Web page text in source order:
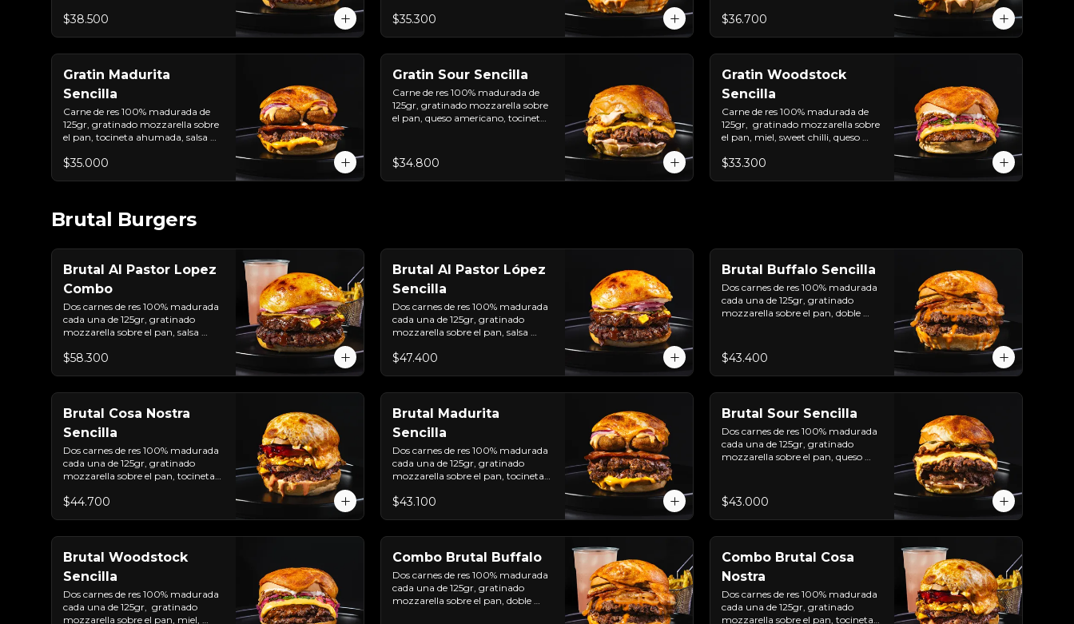
tostada de maíz crujiente, cilantro,
$38.500
Salsa Buffalo levemente picante y
pan brioche sellado.
$35.300
cheddar, cebolla crocante,
sellado
$36.700
Gratin Madurita
Sencilla
Carne de res 100% madurada de
125gr, gratinado mozzarella sobre
el pan, tocineta ahumada, salsa de
apanados en panko, encurtido de
$35.000
Gratin Sour Sencilla
Carne de res 100% madurada de
125gr, gratinado mozzarella sobre
el pan, queso americano, tocineta
salsa rosada de pepinillos y pan
brioche sellado.
$34.800
Gratin Woodstock
Sencilla
Carne de res 100% madurada de
125gr,  gratinado mozzarella sobre
el pan, miel, sweet chilli, queso
crocante, encurtido de cebolla,
$33.300
Brutal Burgers
Brutal Al Pastor Lopez
Combo
Dos carnes de res 100% madurada
cada una de 125gr, gratinado
mozzarella sobre el pan, salsa
tocineta ahumada, tostada de
y pan brioche sellado + papas y
bebida de la casa
$58.300
Brutal Al Pastor López
Sencilla
Dos carnes de res 100% madurada
cada una de 125gr, gratinado
mozzarella sobre el pan, salsa
tocineta ahumada, tostada de
y pan brioche sellado.
$47.400
Brutal Buffalo Sencilla
Dos carnes de res 100% madurada
cada una de 125gr, gratinado
mozzarella sobre el pan, doble
cebolla caramelizada, Salsa
Buffalo levemente picante y pan
brioche sellado.
$43.400
Brutal Cosa Nostra
Sencilla
Dos carnes de res 100% madurada
cada una de 125gr, gratinado
mozzarella sobre el pan, tocineta
salsa de  queso cheddar, cebolla
pepinillos y pan brioche sellado
$44.700
Brutal Madurita
Sencilla
Dos carnes de res 100% madurada
cada una de 125gr, gratinado
mozzarella sobre el pan, tocineta
plátanos maduros apanados en
levemente picante y pan brioche
sellado
$43.100
Brutal Sour Sencilla
Dos carnes de res 100% madurada
cada una de 125gr, gratinado
mozzarella sobre el pan, queso
cream sriracha, salsa rosada de
pepinillos y pan brioche sellado.
$43.000
Brutal Woodstock
Sencilla
Dos carnes de res 100% madurada
cada una de 125gr,  gratinado
mozzarella sobre el pan, miel,
Combo Brutal Buffalo
Dos carnes de res 100% madurada
cada una de 125gr, gratinado
mozzarella sobre el pan, doble
Combo Brutal Cosa
Nostra
Dos carnes de res 100% madurada
cada una de 125gr, gratinado
mozzarella sobre el pan, tocineta